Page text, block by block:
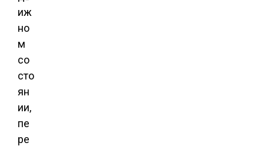
иж
но
м
со
сто
ян
ии,
пе
ре